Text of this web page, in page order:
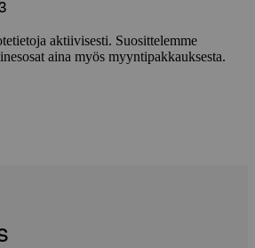
aktiivisesti. Suosittelemme
aina myös myyntipakkauksesta.